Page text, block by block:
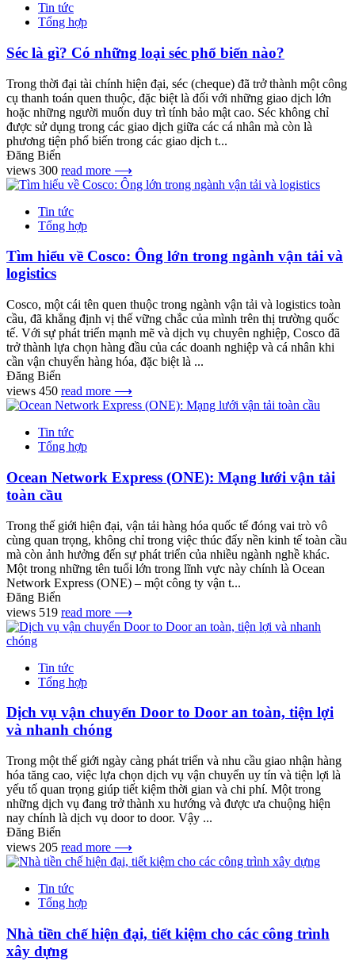
Tin tức
Tổng hợp
Séc là gì? Có những loại séc phổ biến nào?
Trong thời đại tài chính hiện đại, séc (cheque) đã trở thành một công
cụ thanh toán quen thuộc, đặc biệt là đối với những giao dịch lớn
hoặc những người muốn duy trì tính bảo mật cao. Séc không chỉ
được sử dụng trong các giao dịch giữa các cá nhân mà còn là
phương tiện phổ biến trong các giao dịch t...
Đăng Biển
views 300 read more ⟶
Tin tức
Tổng hợp
Tìm hiểu về Cosco: Ông lớn trong ngành vận tải và
logistics
Cosco, một cái tên quen thuộc trong ngành vận tải và logistics toàn
cầu, đã khẳng định vị thế vững chắc của mình trên thị trường quốc
tế. Với sự phát triển mạnh mẽ và dịch vụ chuyên nghiệp, Cosco đã
trở thành lựa chọn hàng đầu của các doanh nghiệp và cá nhân khi
cần vận chuyển hàng hóa, đặc biệt là ...
Đăng Biển
views 450 read more ⟶
Tin tức
Tổng hợp
Ocean Network Express (ONE): Mạng lưới vận tải
toàn cầu
Trong thế giới hiện đại, vận tải hàng hóa quốc tế đóng vai trò vô
cùng quan trọng, không chỉ trong việc thúc đẩy nền kinh tế toàn cầu
mà còn ảnh hưởng đến sự phát triển của nhiều ngành nghề khác.
Một trong những tên tuổi lớn trong lĩnh vực này chính là Ocean
Network Express (ONE) – một công ty vận t...
Đăng Biển
views 519 read more ⟶
Tin tức
Tổng hợp
Dịch vụ vận chuyển Door to Door an toàn, tiện lợi
và nhanh chóng
Trong một thế giới ngày càng phát triển và nhu cầu giao nhận hàng
hóa tăng cao, việc lựa chọn dịch vụ vận chuyển uy tín và tiện lợi là
yếu tố quan trọng giúp tiết kiệm thời gian và chi phí. Một trong
những dịch vụ đang trở thành xu hướng và được ưa chuộng hiện
nay chính là dịch vụ door to door. Vậy ...
Đăng Biển
views 205 read more ⟶
Tin tức
Tổng hợp
Nhà tiền chế hiện đại, tiết kiệm cho các công trình
xây dựng